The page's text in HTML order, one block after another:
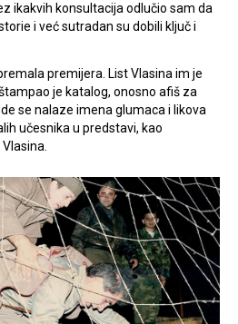
ikakvih konsultacija odlučio sam da
i već sutradan su dobili ključ i
premijera. List Vlasina im je
je katalog, onosno afiš za
se nalaze imena glumaca i likova
učesnika u predstavi, kao